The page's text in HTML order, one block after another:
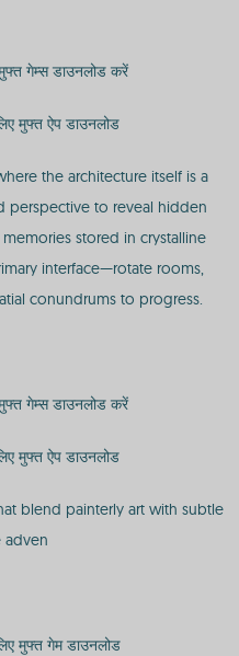
गेम्स डाउनलोड करें
मुफ्त ऐप डाउनलोड
the architecture itself is a
perspective to reveal hidden
stored in crystalline
interface—rotate rooms,
conundrums to progress.
गेम्स डाउनलोड करें
मुफ्त ऐप डाउनलोड
blend painterly art with subtle
adven
मुफ्त गेम डाउनलोड